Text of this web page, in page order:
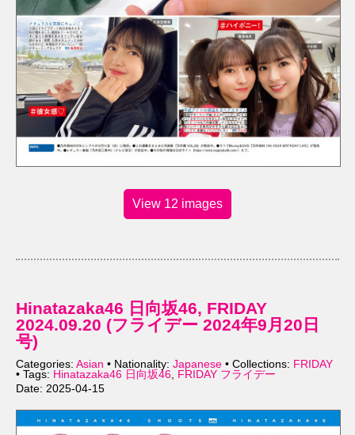
View 12 images
Hinatazaka46 日向坂46, FRIDAY
2024.09.20 (フライデー 2024年9月20日
号)
Categories: Asian • Nationality: Japanese • Collections: FRIDAY
• Tags: Hinatazaka46 日向坂46, FRIDAY フライデー
Date: 2025-04-15